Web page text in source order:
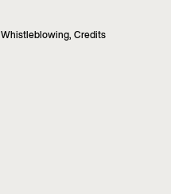
Whistleblowing, Credits